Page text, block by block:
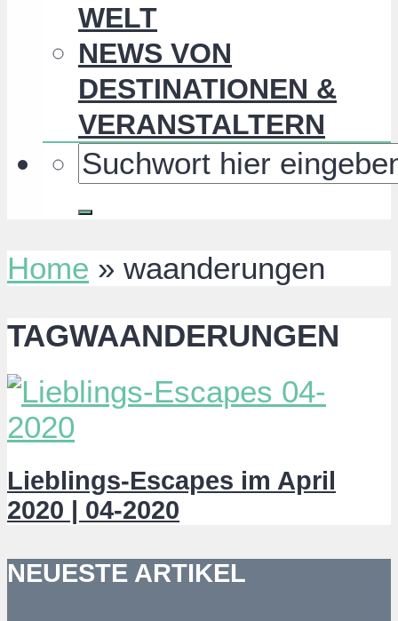
WELT
NEWS VON
DESTINATIONEN &
VERANSTALTERN
Home » waanderungen
TAGWAANDERUNGEN
Lieblings-Escapes im April
2020 | 04-2020
NEUESTE ARTIKEL